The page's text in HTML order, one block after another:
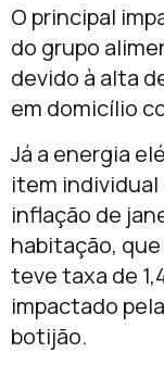
O principal
do grupo
devido à alta
em domicílio
Já a energia
item individual
inflação de
habitação,
teve taxa de
impactado
botijão.